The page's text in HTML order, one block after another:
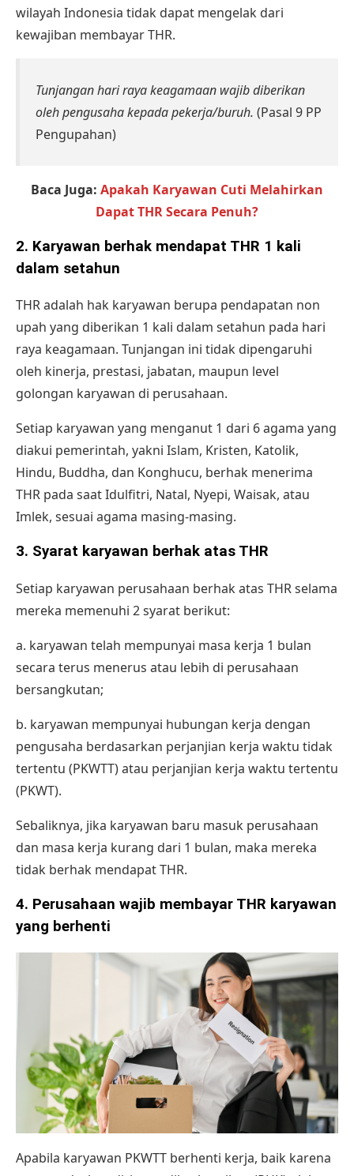
wilayah Indonesia tidak dapat mengelak dari
kewajiban membayar THR.
Tunjangan hari raya keagamaan wajib diberikan
oleh pengusaha kepada pekerja/buruh. (Pasal 9 PP
Pengupahan)
Baca Juga: Apakah Karyawan Cuti Melahirkan
Dapat THR Secara Penuh?
2. Karyawan berhak mendapat THR 1 kali
dalam setahun
THR adalah hak karyawan berupa pendapatan non
upah yang diberikan 1 kali dalam setahun pada hari
raya keagamaan. Tunjangan ini tidak dipengaruhi
oleh kinerja, prestasi, jabatan, maupun level
golongan karyawan di perusahaan.
Setiap karyawan yang menganut 1 dari 6 agama yang
diakui pemerintah, yakni Islam, Kristen, Katolik,
Hindu, Buddha, dan Konghucu, berhak menerima
THR pada saat Idulfitri, Natal, Nyepi, Waisak, atau
Imlek, sesuai agama masing-masing.
3. Syarat karyawan berhak atas THR
Setiap karyawan perusahaan berhak atas THR selama
mereka memenuhi 2 syarat berikut:
a. karyawan telah mempunyai masa kerja 1 bulan
secara terus menerus atau lebih di perusahaan
bersangkutan;
b. karyawan mempunyai hubungan kerja dengan
pengusaha berdasarkan perjanjian kerja waktu tidak
tertentu (PKWTT) atau perjanjian kerja waktu tertentu
(PKWT).
Sebaliknya, jika karyawan baru masuk perusahaan
dan masa kerja kurang dari 1 bulan, maka mereka
tidak berhak mendapat THR.
4. Perusahaan wajib membayar THR karyawan
yang berhenti
Apabila karyawan PKWTT berhenti kerja, baik karena